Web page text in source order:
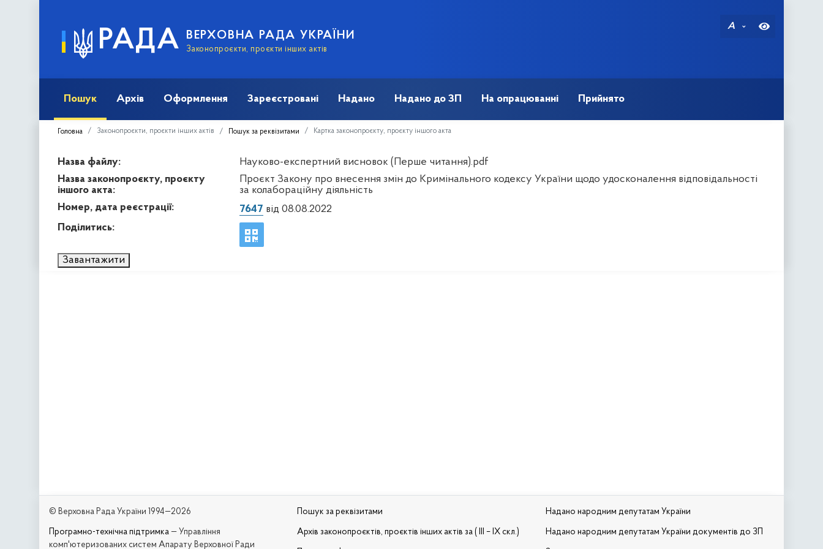
РАДА ВЕРХОВНА РАДА УКРАЇНИ
Законопроєкти, проєкти інших актів
A
Пошук Архів Оформлення Зареєстровані Надано Надано до ЗП На опрацюванні Прийнято
Головна Законопроєкти, проєкти інших актів Пошук за реквізитами Картка законопроєкту, проєкту іншого акта
Назва файлу:
Науково-експертний висновок (Перше читання).pdf
Назва законопроєкту, проєкту
іншого акта:
Проєкт Закону про внесення змін до Кримінального кодексу України щодо удосконалення відповідальності
за колабораційну діяльність
Номер, дата реєстрації:
7647 від 08.08.2022
Поділитись:
Завантажити
© Верховна Рада України 1994—2026
Програмно-технічна підтримка — Управління
комп'ютеризованих систем Апарату Верховної Ради
Пошук за реквізитами
Архів законопроєктів, проєктів інших актів за ( III – IX скл.)
Надано народним депутатам України
Надано народним депутатам України документів до ЗП